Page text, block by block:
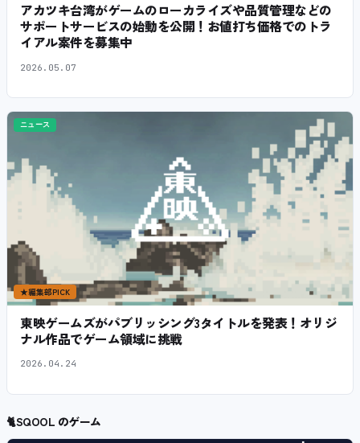
アカツキ台湾がゲームのローカライズや品質管理などの
サポートサービスの始動を公開！お値打ち価格でのトラ
イアル案件を募集中
2026.05.07
ニュース
★編集部PICK
東映ゲームズがパブリッシング3タイトルを発表！オリジ
ナル作品でゲーム領域に挑戦
2026.04.24
🐈SQOOL のゲーム